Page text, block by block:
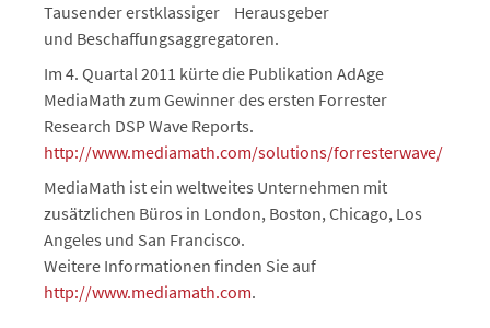
Tausender erstklassiger Herausgeber
und Beschaffungsaggregatoren.
Im 4. Quartal 2011 kürte die Publikation AdAge
MediaMath zum Gewinner des ersten Forrester
Research DSP Wave Reports.
http://www.mediamath.com/solutions/forresterwave/
MediaMath ist ein weltweites Unternehmen mit
zusätzlichen Büros in London, Boston, Chicago, Los
Angeles und San Francisco.
Weitere Informationen finden Sie auf
http://www.mediamath.com.